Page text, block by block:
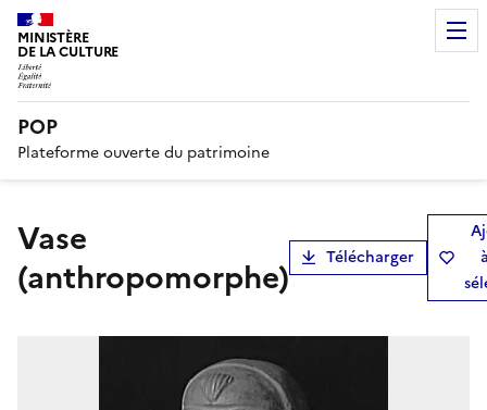
MINISTÈRE
DE LA CULTURE
POP
Plateforme ouverte du patrimoine
vase
(anthropomorphe)
Télécharger